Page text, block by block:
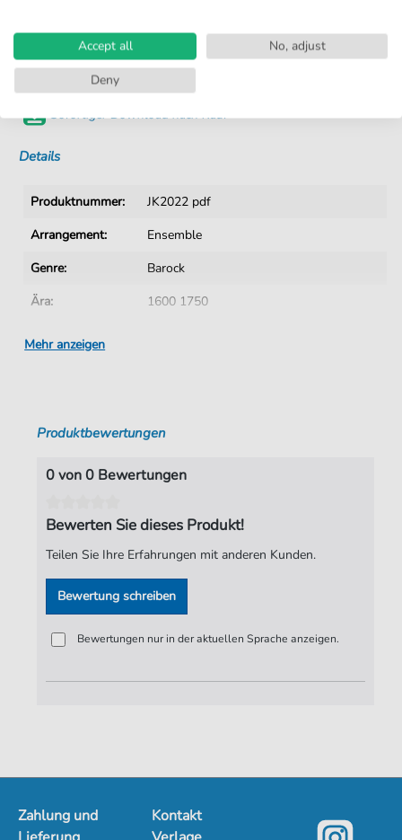
Von Musikern geprüft
Kein Abo. Fairer Einzelkauf.
Sofortiger Download nach Kauf
Details
Produktnummer:
JK2022 pdf
Arrangement:
Ensemble
Genre:
Barock
Ära:
1600 1750
Ensemble:
Seiten:
7
Spieldauer:
01:14
Mehr anzeigen
Produktbewertungen
0 von 0 Bewertungen
Bewerten Sie dieses Produkt!
Teilen Sie Ihre Erfahrungen mit anderen Kunden.
Bewertung schreiben
Bewertungen nur in der aktuellen Sprache anzeigen.
Zahlung und
Kontakt
Accept all
No, adjust
Deny